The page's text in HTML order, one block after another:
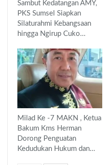
Sambut Kedatangan AMY,
PKS Sumsel Siapkan
Silaturahmi Kebangsaan
hingga Ngirup Cuko…
Milad Ke -7 MAKN , Ketua
Bakum Kms Herman
Dorong Penguatan
Kedudukan Hukum dan…